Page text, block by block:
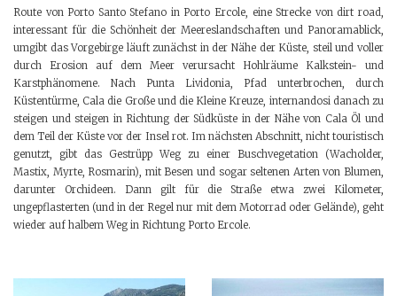
Route von Porto Santo Stefano in Porto Ercole, eine Strecke von dirt road,
interessant für die Schönheit der Meereslandschaften und Panoramablick,
umgibt das Vorgebirge läuft zunächst in der Nähe der Küste, steil und voller
durch Erosion auf dem Meer verursacht Hohlräume Kalkstein- und
Karstphänomene. Nach Punta Lividonia, Pfad unterbrochen, durch
Küstentürme, Cala die Große und die Kleine Kreuze, internandosi danach zu
steigen und steigen in Richtung der Südküste in der Nähe von Cala Öl und
dem Teil der Küste vor der Insel rot. Im nächsten Abschnitt, nicht touristisch
genutzt, gibt das Gestrüpp Weg zu einer Buschvegetation (Wacholder,
Mastix, Myrte, Rosmarin), mit Besen und sogar seltenen Arten von Blumen,
darunter Orchideen. Dann gilt für die Straße etwa zwei Kilometer,
ungepflasterten (und in der Regel nur mit dem Motorrad oder Gelände), geht
wieder auf halbem Weg in Richtung Porto Ercole.